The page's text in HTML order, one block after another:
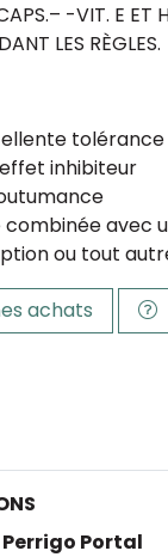
-VIT. E ET
LES RÈGLES.
tolérance
inhibiteur
avec
ou tout
achats
Perrigo Portal